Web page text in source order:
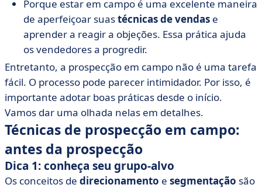
Porque estar em campo é uma excelente maneira
de aperfeiçoar suastécnicas de vendas e
aprender a reagir a objeções. Essa prática ajuda
os vendedores a progredir.
Entretanto, a prospecção em campo não é uma tarefa
fácil. O processo pode parecer intimidador. Por isso, é
importante adotar boas práticas desde o início.
Vamos dar uma olhada nelas em detalhes.
Técnicas de prospecção em campo:
antes da prospecção
Dica 1: conheça seu grupo-alvo
Os conceitos de direcionamento e segmentação são